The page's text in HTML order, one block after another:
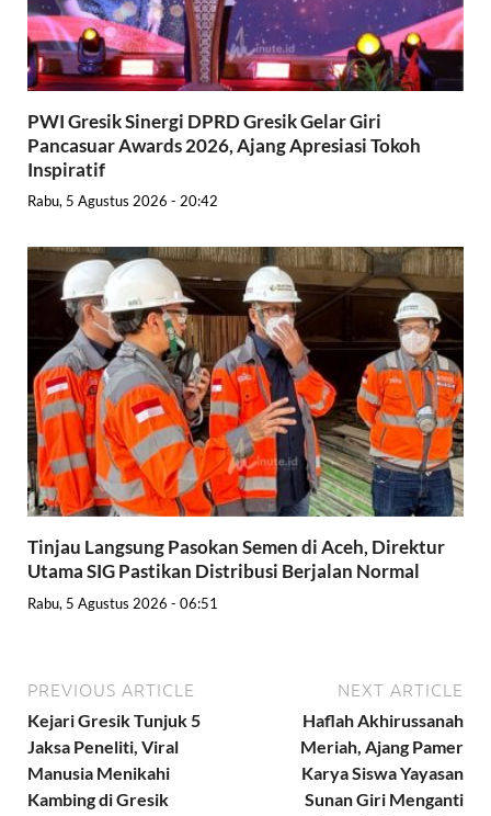
PWI Gresik Sinergi DPRD Gresik Gelar Giri
Pancasuar Awards 2026, Ajang Apresiasi Tokoh
Inspiratif
Rabu, 5 Agustus 2026 - 20:42
Tinjau Langsung Pasokan Semen di Aceh, Direktur
Utama SIG Pastikan Distribusi Berjalan Normal
Rabu, 5 Agustus 2026 - 06:51
PREVIOUS ARTICLE
Kejari Gresik Tunjuk 5
Jaksa Peneliti, Viral
Manusia Menikahi
Kambing di Gresik
NEXT ARTICLE
Haflah Akhirussanah
Meriah, Ajang Pamer
Karya Siswa Yayasan
Sunan Giri Menganti